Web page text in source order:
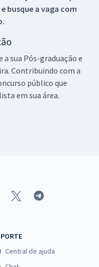
busque a vaga com
a sua Pós-graduação e
Contribuindo com a
público que
em sua área.
Central de ajuda